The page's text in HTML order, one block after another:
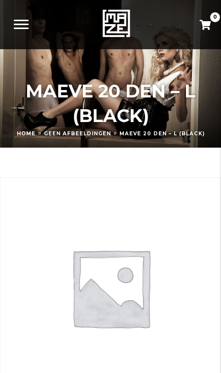
0
MAEVE 20 DEN – L
(BLACK)
HOME » GEEN AFBEELDINGEN » MAEVE 20 DEN – L (BLACK)